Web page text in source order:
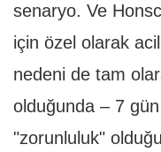
senaryo. Ve
için özel olarak
nedeni de tam
olduğunda – 7
"zorunluluk"